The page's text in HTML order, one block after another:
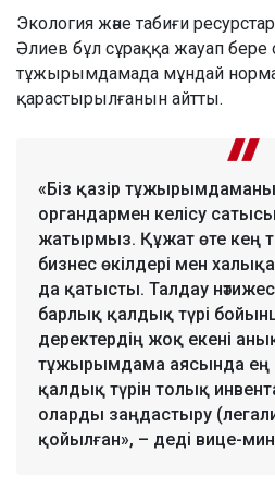
Экология және табиғи
Әлиев бұл сұраққа жауап бере
тұжырымдамада мұндай
қарастырылғанын айтты.
«Біз қазір
органдармен келісу
жатырмыз. Құжат өте кең
бизнес өкілдері мен
да қатысты. Талдау
барлық қалдық түрі
деректердің жоқ екені
тұжырымдама аясында ең
қалдық түрін толық
оларды заңдастыру
қойылған», – деді вице-